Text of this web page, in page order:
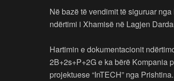
Në bazë të vendimit të siguruar
ndërtimi i Xhamisë në Lagjen
Hartimin e dokumentacionit
2B+2s+P+2G e ka bërë Kompania
projektuese “InTECH” nga Prishtina.